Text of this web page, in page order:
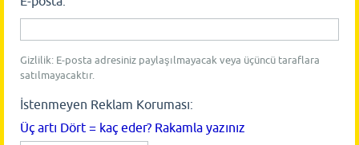
Gizlilik: E-posta adresiniz paylaşılmayacak veya üçüncü taraflara
satılmayacaktır.
İstenmeyen Reklam Koruması:
Üç artı Dört = kaç eder? Rakamla yazınız